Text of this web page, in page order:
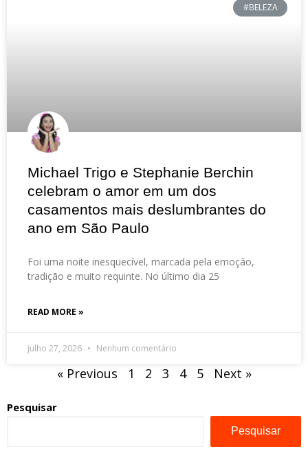
#BELEZA
Michael Trigo e Stephanie Berchin
celebram o amor em um dos
casamentos mais deslumbrantes do
ano em São Paulo
Foi uma noite inesquecível, marcada pela emoção,
tradição e muito requinte. No último dia 25
READ MORE »
julho 27, 2026 Nenhum comentário
« Previous 1 2 3 4 5 Next »
Pesquisar
Pesquisar